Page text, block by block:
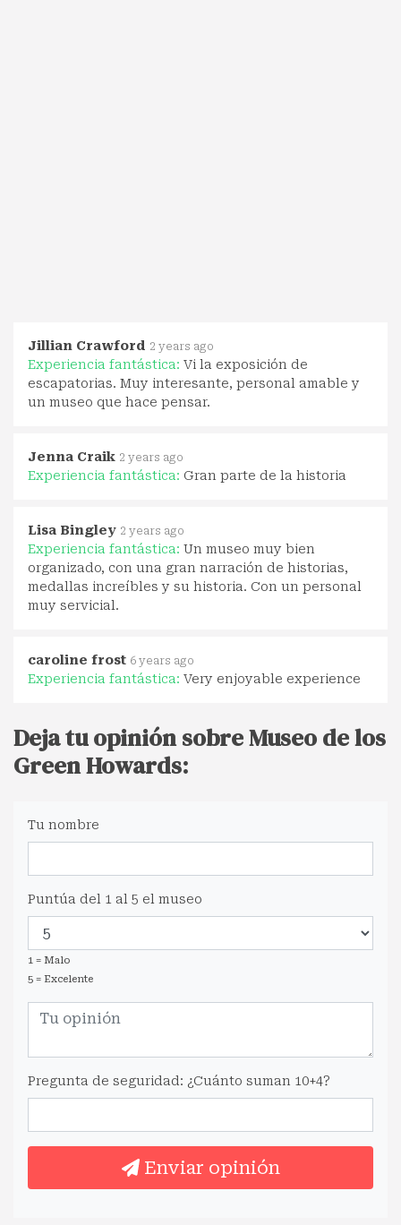
Jillian Crawford 2 years ago
Experiencia fantástica: Vi la exposición de
escapatorias. Muy interesante, personal amable y
un museo que hace pensar.
Jenna Craik 2 years ago
Experiencia fantástica: Gran parte de la historia
Lisa Bingley 2 years ago
Experiencia fantástica: Un museo muy bien
organizado, con una gran narración de historias,
medallas increíbles y su historia. Con un personal
muy servicial.
caroline frost 6 years ago
Experiencia fantástica: Very enjoyable experience
Deja tu opinión sobre Museo de los
Green Howards:
Tu nombre
Puntúa del 1 al 5 el museo
1 = Malo
5 = Excelente
Pregunta de seguridad: ¿Cuánto suman 10+4?
Enviar opinión